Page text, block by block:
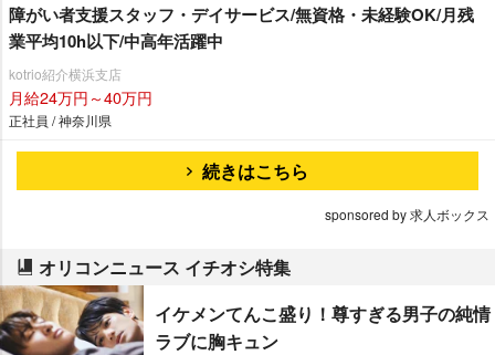
障がい者支援スタッフ・デイサービス/無資格・未経験OK/月残
業平均10h以下/中高年活躍中
kotrio紹介横浜支店
月給24万円～40万円
正社員 / 神奈川県
続きはこちら
sponsored by 求人ボックス
オリコンニュース イチオシ特集
イケメンてんこ盛り！尊すぎる男子の純情
ラブに胸キュン